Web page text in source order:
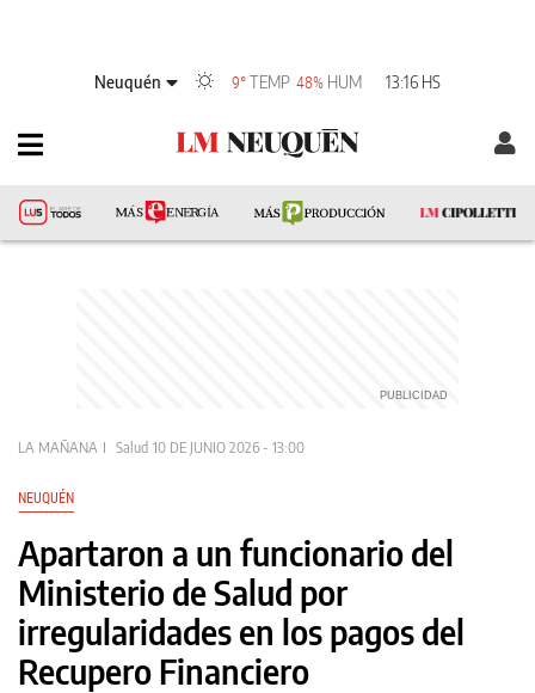
Neuquén 9°TEMP 48% HUM 13:16 HS
LA MAÑANA Salud 10 DE JUNIO 2026 - 13:00
NEUQUÉN
Apartaron a un funcionario del
Ministerio de Salud por
irregularidades en los pagos del
Recupero Financiero